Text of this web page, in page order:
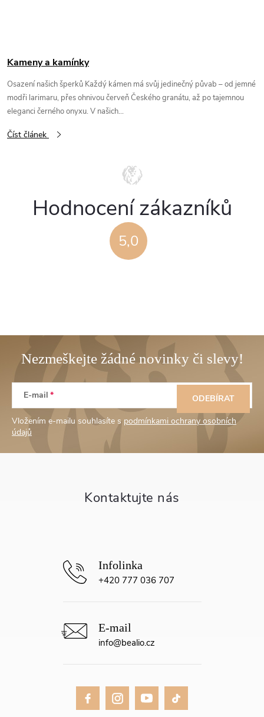
Kameny a kamínky
Osazení našich šperků Každý kámen má svůj jedinečný půvab – od jemné
modři larimaru, přes ohnivou červeň Českého granátu, až po tajemnou
eleganci černého onyxu. V našich...
Číst článek
5,0
Hodnocení zákazníků
Z
p
E-mail
Vložením e-mailu souhlasíte s podmínkami ochrany osobních
údajů
ODEBÍRAT
info@bealio.cz
+420 777 036 707